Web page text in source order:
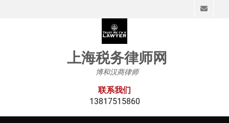
上海税务律师网
博和汉商律师
联系我们
13817515860